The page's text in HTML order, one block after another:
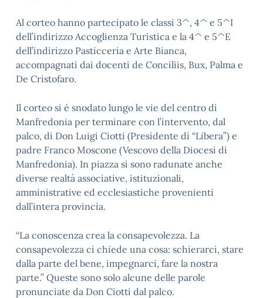
Al corteo hanno partecipato le classi 3^, 4^ e 5^I
dell’indirizzo Accoglienza Turistica e la 4^ e 5^E
dell’indirizzo Pasticceria e Arte Bianca,
accompagnati dai docenti de Conciliis, Bux, Palma e
De Cristofaro.
Il corteo si è snodato lungo le vie del centro di
Manfredonia per terminare con l’intervento, dal
palco, di Don Luigi Ciotti (Presidente di “Libera”) e
padre Franco Moscone (Vescovo della Diocesi di
Manfredonia). In piazza si sono radunate anche
diverse realtà associative, istituzionali,
amministrative ed ecclesiastiche provenienti
dall’intera provincia.
“La conoscenza crea la consapevolezza. La
consapevolezza ci chiede una cosa: schierarci, stare
dalla parte del bene, impegnarci, fare la nostra
parte.” Queste sono solo alcune delle parole
pronunciate da Don Ciotti dal palco.